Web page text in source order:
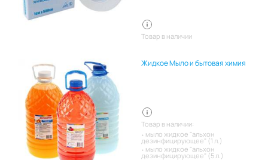
Товар в наличии
Жидкое Мыло и бытовая химия
Товар в наличии:
мыло жидкое "альхон
дезинфицирующее" (1 л.)
мыло жидкое "альхон
дезинфицирующее" (5 л.)